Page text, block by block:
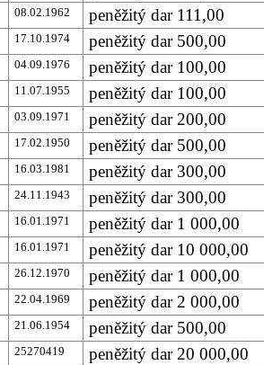
08.02.1962 peněžitý dar 111,00
17.10.1974 peněžitý dar 500,00
04.09.1976 peněžitý dar 100,00
11.07.1955 peněžitý dar 100,00
03.09.1971 peněžitý dar 200,00
17.02.1950 peněžitý dar 500,00
16.03.1981 peněžitý dar 300,00
24.11.1943 peněžitý dar 300,00
16.01.1971 peněžitý dar 1 000,00
16.01.1971 peněžitý dar 10 000,00
26.12.1970 peněžitý dar 1 000,00
22.04.1969 peněžitý dar 2 000,00
21.06.1954 peněžitý dar 500,00
25270419 peněžitý dar 20 000,00